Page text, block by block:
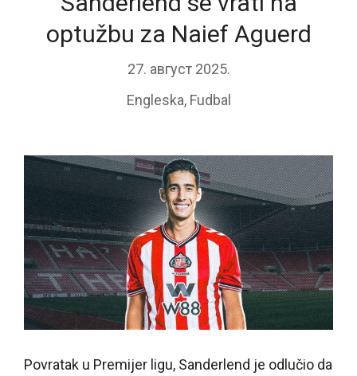
optužbu za Naief Aguerd
27. август 2025.
Engleska, Fudbal
Povratak u Premijer ligu, Sanderlend je odlučio da